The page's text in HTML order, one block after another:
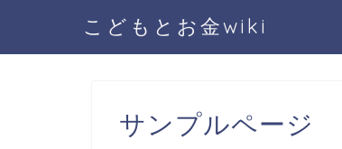
こどもとお金wiki
サンプルページ